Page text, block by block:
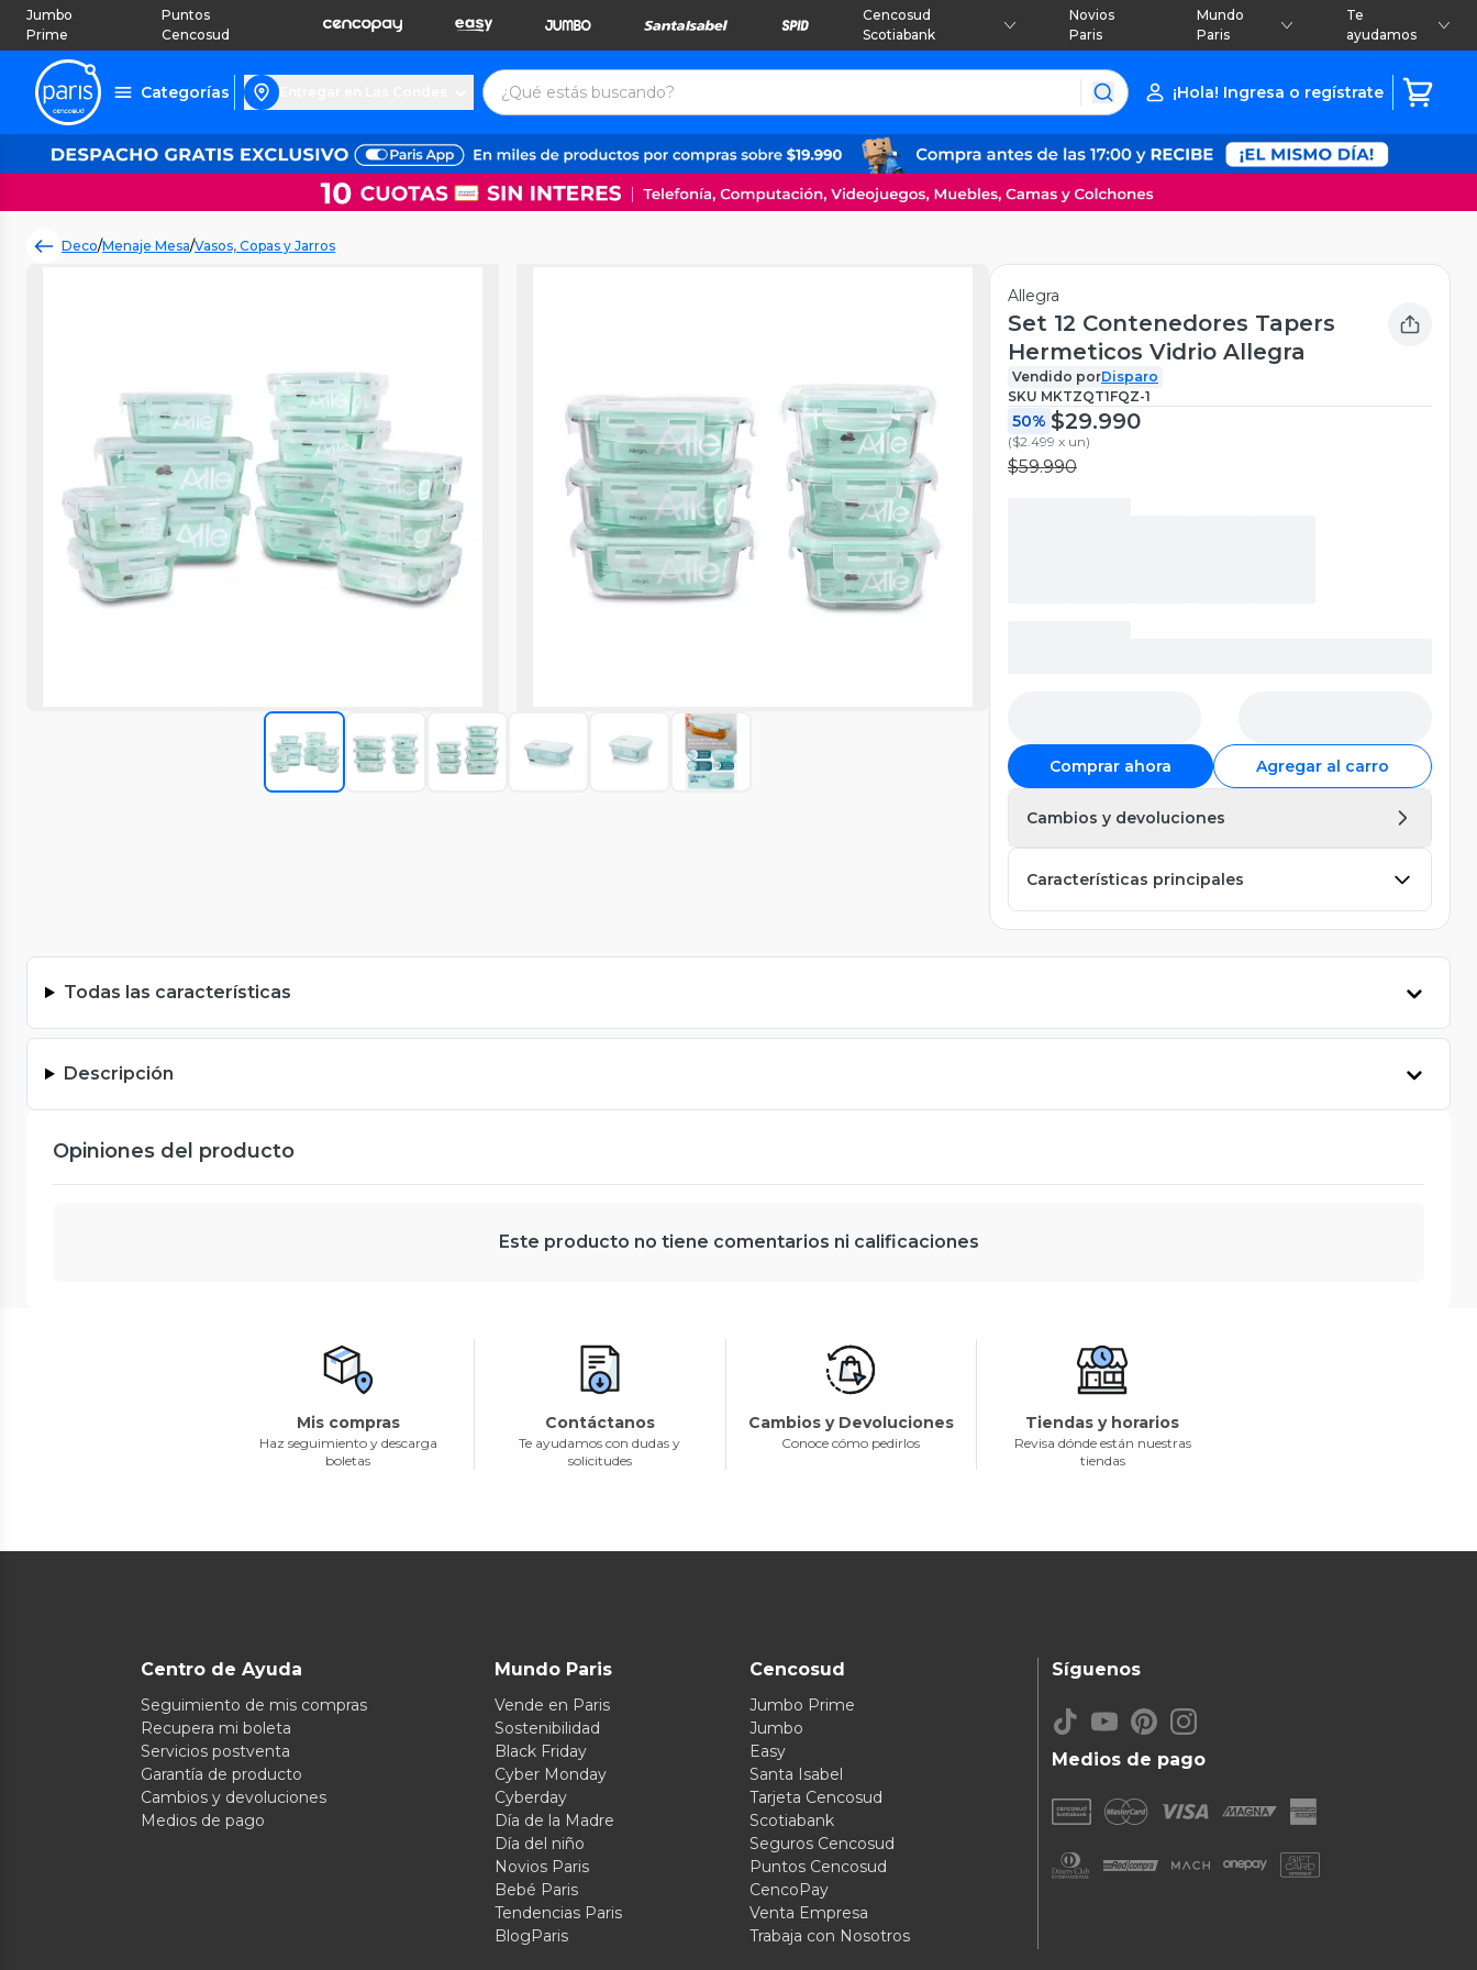
Jumbo
Prime
Puntos
Cencosud
Cencosud
Scotiabank
Novios
Paris
Mundo
Paris
Te
ayudamos
Categorías ¡Hola! Ingresa o regístrate
Deco/Menaje Mesa/Vasos, Copas y Jarros
Allegra
Set 12 Contenedores Tapers
Hermeticos Vidrio Allegra
Vendido porDisparo
SKU MKTZQT1FQZ-1
50% $29.990
($2.499 x un)
$59.990
Comprar ahora Agregar al carro
Cambios y devoluciones
Características principales
Todas las características
Descripción
Opiniones del producto
Este producto no tiene comentarios ni calificaciones
Mis compras
Haz seguimiento y descarga
boletas
Contáctanos
Te ayudamos con dudas y
solicitudes
Cambios y Devoluciones
Conoce cómo pedirlos
Tiendas y horarios
Revisa dónde están nuestras
tiendas
Centro de Ayuda
Seguimiento de mis compras
Recupera mi boleta
Servicios postventa
Garantía de producto
Cambios y devoluciones
Medios de pago
Mundo Paris
Vende en Paris
Sostenibilidad
Black Friday
Cyber Monday
Cyberday
Día de la Madre
Día del niño
Novios Paris
Bebé Paris
Tendencias Paris
BlogParis
Cencosud
Jumbo Prime
Jumbo
Easy
Santa Isabel
Tarjeta Cencosud
Scotiabank
Seguros Cencosud
Puntos Cencosud
CencoPay
Venta Empresa
Trabaja con Nosotros
Medios de pago
Síguenos